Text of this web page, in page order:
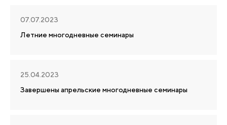
07.07.2023
Летние многодневные семинары
25.04.2023
Завершены апрельские многодневные семинары